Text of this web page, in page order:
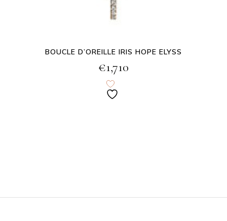
BOUCLE D’OREILLE IRIS HOPE ELYSS
€1,710